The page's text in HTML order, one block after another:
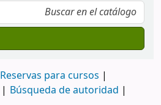
Reservas para cursos
Búsqueda de autoridad